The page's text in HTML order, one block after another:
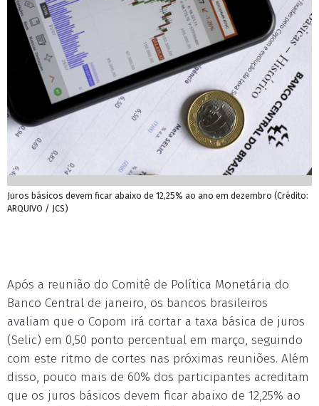
Juros básicos devem ficar abaixo de 12,25% ao ano em dezembro (Crédito:
ARQUIVO / JCS)
Após a reunião do Comitê de Política Monetária do
Banco Central de janeiro, os bancos brasileiros
avaliam que o Copom irá cortar a taxa básica de juros
(Selic) em 0,50 ponto percentual em março, seguindo
com este ritmo de cortes nas próximas reuniões. Além
disso, pouco mais de 60% dos participantes acreditam
que os juros básicos devem ficar abaixo de 12,25% ao